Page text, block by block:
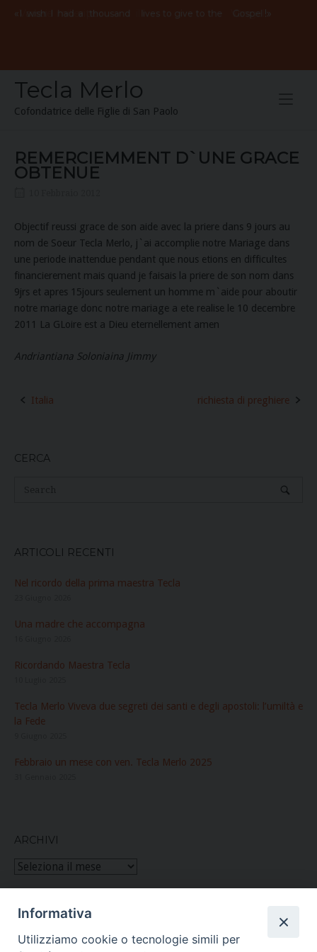
«Vorrei
wish
avere had
mille avitethousand
per lives to give to the Gospel
Vangelo
!»
Tecla Merlo
Cofondatrice delle Figlie di San Paolo
REMERCIEMMENT D`UNE GRACE
OBTENUE
Objectif reussi grace de son aide avec la priere dans 9 jours au
nom de Soeur Tecla Merlo, j`ai accomplie notre Mariage dans
une periode inattendue pendant que nous etions en difficultes
financierement mais quand je faisais la priere de son nom dans
9jrs et apres 15jours seulement un homme m`aide pour aboutir
notre mariage donc notre mariage a ete realise le 10 decembre
2011 La GLoire est a Dieu eternellement amen
Andriantiana Soloniaina Jimmy
Post
Italia richiesta di preghiere
CERCA
ARTICOLI RECENTI
Nel ricordo della prima maestra Tecla
Una madre che accompagna
Ricordando Maestra Tecla
Tecla Merlo Viveva due segreti dei santi e degli apostoli: l’umiltà e
la Fede
Febbraio un mese con ven. Tecla Merlo 2025
ARCHIVI
Archivi
Informativa
Utilizziamo cookie o tecnologie simili per